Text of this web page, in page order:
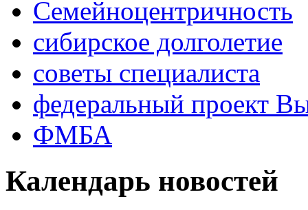
Семейноцентричность
сибирское долголетие
советы специалиста
федеральный проект
ФМБА
Календарь новостей